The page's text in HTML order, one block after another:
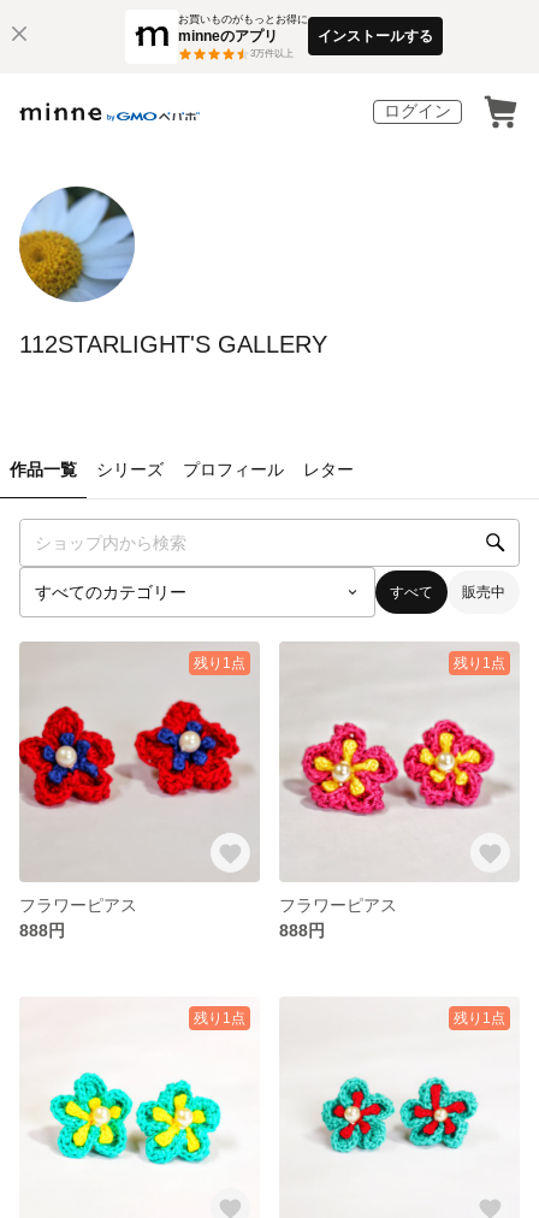
お買いものがもっとお得に
minneのアプリ
3万件以上
インストールする
ログイン
112STARLIGHT'S GALLERY
作品一覧 シリーズ プロフィール レター
すべて 販売中
残り1点
フラワーピアス
888円
残り1点
フラワーピアス
888円
残り1点 残り1点